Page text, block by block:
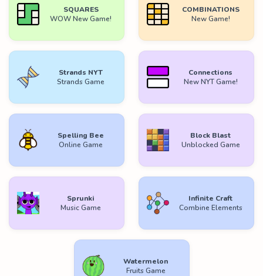
SQUARES
WOW New Game!
COMBINATIONS
New Game!
Strands NYT
Strands Game
Connections
New NYT Game!
Spelling Bee
Online Game
Block Blast
Unblocked Game
Sprunki
Music Game
Infinite Craft
Combine Elements
Watermelon
Fruits Game